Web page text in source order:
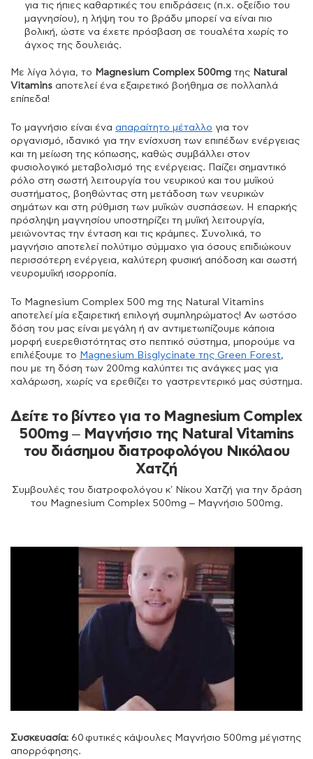
για τις ήπιες καθαρτικές του επιδράσεις (π.χ. οξείδιο του
μαγνησίου), η λήψη του το βράδυ μπορεί να είναι πιο
βολική, ώστε να έχετε πρόσβαση σε τουαλέτα χωρίς το
άγχος της δουλειάς.
Με λίγα λόγια, το Magnesium Complex 500mg της Natural
Vitamins αποτελεί ένα εξαιρετικό βοήθημα σε πολλαπλά
επίπεδα!
Το μαγνήσιο είναι ένα απαραίτητο μέταλλο για τον
οργανισμό, ιδανικό για την ενίσχυση των επιπέδων ενέργειας
και τη μείωση της κόπωσης, καθώς συμβάλλει στον
φυσιολογικό μεταβολισμό της ενέργειας. Παίζει σημαντικό
ρόλο στη σωστή λειτουργία του νευρικού και του μυϊκού
συστήματος, βοηθώντας στη μετάδοση των νευρικών
σημάτων και στη ρύθμιση των μυϊκών συσπάσεων. Η επαρκής
πρόσληψη μαγνησίου υποστηρίζει τη μυϊκή λειτουργία,
μειώνοντας την ένταση και τις κράμπες. Συνολικά, το
μαγνήσιο αποτελεί πολύτιμο σύμμαχο για όσους επιδιώκουν
περισσότερη ενέργεια, καλύτερη φυσική απόδοση και σωστή
νευρομυϊκή ισορροπία.
Το Magnesium Complex 500 mg της Natural Vitamins
αποτελεί μία εξαιρετική επιλογή συμπληρώματος! Αν ωστόσο
δόση του μας είναι μεγάλη ή αν αντιμετωπίζουμε κάποια
μορφή ευερεθιστότητας στο πεπτικό σύστημα, μπορούμε να
επιλέξουμε το Magnesium Bisglycinate της Green Forest,
που με τη δόση των 200mg καλύπτει τις ανάγκες μας για
χαλάρωση, χωρίς να ερεθίζει το γαστρεντερικό μας σύστημα.
Δείτε το βίντεο για το Magnesium Complex
500mg – Μαγνήσιο της Natural Vitamins
του διάσημου διατροφολόγου Νικόλαου
Χατζή
Συμβουλές του διατροφολόγου κ’ Νίκου Χατζή για την δράση
του Magnesium Complex 500mg – Μαγνήσιο 500mg.
Συσκευασία: 60 φυτικές κάψουλες Μαγνήσιο 500mg μέγιστης
απορρόφησης.